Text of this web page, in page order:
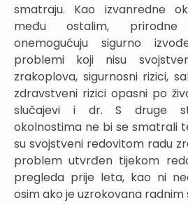
smatraju. Kao izvanredne
među ostalim,
onemogućuju sigurno
problemi koji nisu
zrakoplova, sigurnosni rizici,
zdravstveni rizici opasni po
slučajevi i dr. S druge
okolnostima ne bi se smatrali
su svojstveni redovitom radu
problem utvrđen tijekom
pregleda prije leta, kao ni
osim ako je uzrokovana radnim